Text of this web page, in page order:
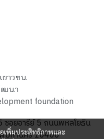
เพิ่มประสิทธิภาพและ
าวชน
นา
foundation
ซอยอารีย์ 5 ถนนพหลโยธิน
พมหานคร 10400